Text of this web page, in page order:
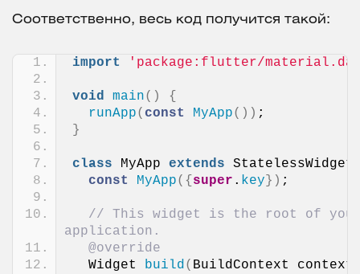
Соответственно, весь код получится такой:
import 'package:flutter/
void main()
{
runApp( const MyApp()) ;
}
class MyApp extends
const
MyApp({ super . key }) ;
// This widget is the root of
application.
@override
  Widget
build( BuildContext context